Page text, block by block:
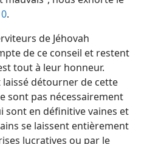
.
de Jéhovah
de ce conseil et restent
tout à leur honneur.
détourner de cette
sont pas nécessairement
sont en définitive vaines et
se laissent entièrement
lucratives ou par le